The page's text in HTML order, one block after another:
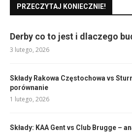
PRZECZYTAJ KONIECZNIE!
Derby co to jest i dlaczego
3 lutego, 2026
Składy Rakowa Częstochowa vs
porównanie
1 lutego, 2026
Składy: KAA Gent vs Club Brugge –